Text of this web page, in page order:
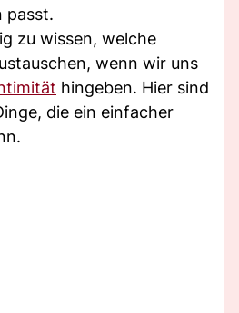
passt.
zu wissen, welche
wenn wir uns
hingeben. Hier sind
die ein einfacher